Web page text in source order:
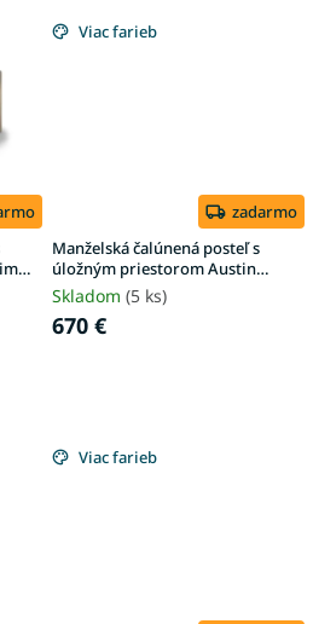
Viac farieb
zadarmo
Manželská čalúnená posteľ s
úložným priestorom Austin
180x200 - krémová
Skladom (5 ks)
670 €
Viac farieb